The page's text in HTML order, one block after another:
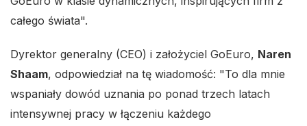
całego świata".
Dyrektor generalny (CEO) i założyciel GoEuro, Naren
Shaam, odpowiedział na tę wiadomość: "To dla mnie
wspaniały dowód uznania po ponad trzech latach
intensywnej pracy w łączeniu każdego